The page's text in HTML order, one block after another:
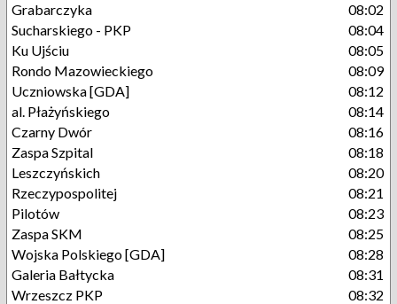
Grabarczyka
08:02
Sucharskiego - PKP
08:04
Ku Ujściu
08:05
Rondo Mazowieckiego
08:09
Uczniowska [GDA]
08:12
al. Płażyńskiego
08:14
Czarny Dwór
08:16
Zaspa Szpital
08:18
Leszczyńskich
08:20
Rzeczypospolitej
08:21
Pilotów
08:23
Zaspa SKM
08:25
Wojska Polskiego [GDA]
08:28
Galeria Bałtycka
08:31
Wrzeszcz PKP
08:32